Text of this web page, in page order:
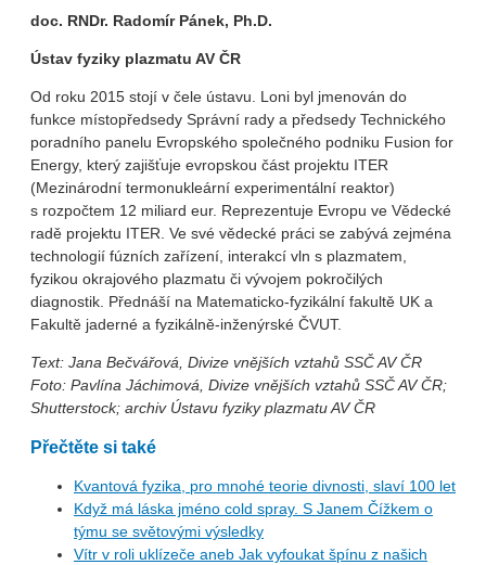
doc. RNDr. Radomír Pánek, Ph.D.
Ústav fyziky plazmatu AV ČR
Od roku 2015 stojí v čele ústavu. Loni byl jmenován do
funkce místopředsedy Správní rady a předsedy Technického
poradního panelu Evropského společného podniku Fusion for
Energy, který zajišťuje evropskou část projektu ITER
(Mezinárodní termonukleární experimentální reaktor)
s rozpočtem 12 miliard eur. Reprezentuje Evropu ve Vědecké
radě projektu ITER. Ve své vědecké práci se zabývá zejména
technologií fúzních zařízení, interakcí vln s plazmatem,
fyzikou okrajového plazmatu či vývojem pokročilých
diagnostik. Přednáší na Matematicko-fyzikální fakultě UK a
Fakultě jaderné a fyzikálně-inženýrské ČVUT.
Text: Jana Bečvářová, Divize vnějších vztahů SSČ AV ČR
Foto: Pavlína Jáchimová, Divize vnějších vztahů SSČ AV ČR;
Shutterstock; archiv Ústavu fyziky plazmatu AV ČR
Přečtěte si také
Kvantová fyzika, pro mnohé teorie divnosti, slaví 100 let
Když má láska jméno cold spray. S Janem Čížkem o
týmu se světovými výsledky
Vítr v roli uklízeče aneb Jak vyfoukat špínu z našich